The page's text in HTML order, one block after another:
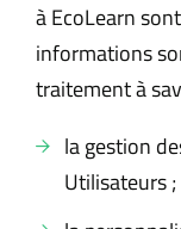
à EcoLearn
informations
traitement à
la gestion
Utilisateurs ;